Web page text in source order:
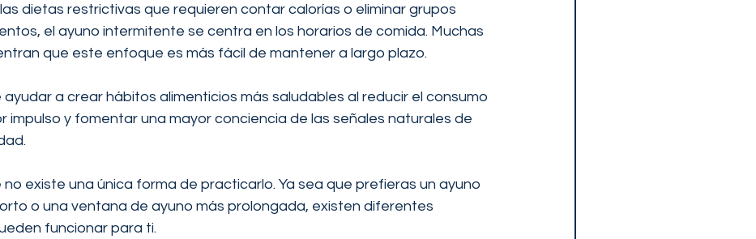
dietas restrictivas que requieren contar calorías o eliminar grupos
el ayuno intermitente se centra en los horarios de comida. Muchas
que este enfoque es más fácil de mantener a largo plazo.
a crear hábitos alimenticios más saludables al reducir el consumo
impulso y fomentar una mayor conciencia de las señales naturales de
no existe una única forma de practicarlo. Ya sea que prefieras un ayuno
o una ventana de ayuno más prolongada, existen diferentes
funcionar para ti.